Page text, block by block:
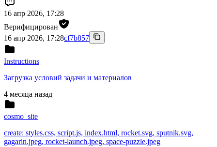
16 апр 2026, 17:28
Верифицирован
16 апр 2026, 17:28cf7b857
Instructions
Загрузка условий задачи и материалов
4 месяца назад
cosmo_site
create: styles.css, script.js, index.html, rocket.svg, sputnik.svg,
gagarin.jpeg, rocket-launch.jpeg, space-puzzle.jpeg